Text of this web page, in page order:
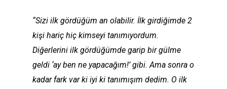
“Sizi ilk gördüğüm an olabilir. İlk girdiğimde 2
kişi hariç hiç kimseyi tanımıyordum.
Diğerlerini ilk gördüğümde garip bir gülme
geldi ‘ay ben ne yapacağım!’ gibi. Ama sonra o
kadar fark var ki iyi ki tanımışım dedim. O ilk